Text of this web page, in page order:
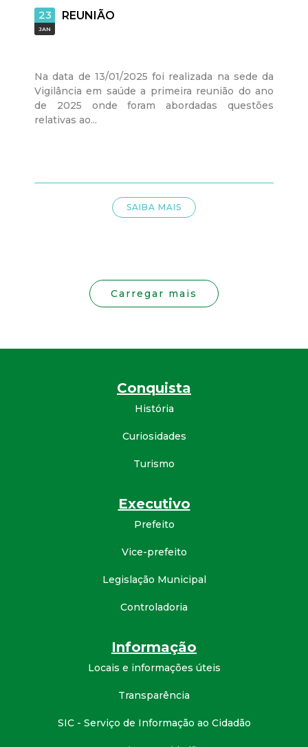
23
JAN
REUNIÃO
Na data de 13/01/2025 foi realizada na sede da
Vigilância em saúde a primeira reunião do ano
de 2025 onde foram abordadas questões
relativas ao...
SAIBA MAIS
Carregar mais
Conquista
História
Curiosidades
Turismo
Executivo
Prefeito
Vice-prefeito
Legislação Municipal
Controladoria
Informação
Locais e informações úteis
Transparência
SIC - Serviço de Informação ao Cidadão